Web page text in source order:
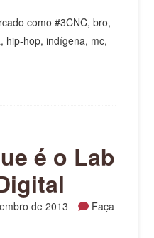
como #3CNC, bro,
hip-hop, indígena, mc,
é o Lab
de 2013
Faça